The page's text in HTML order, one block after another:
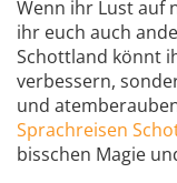
Wenn ihr Lust auf
ihr euch auch
Schottland könnt
verbessern,
und
Sprachreisen
bisschen Magie